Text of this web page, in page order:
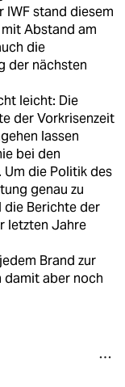
IWF stand diesem
Abstand am
die
der nächsten
leicht: Die
der Vorkrisenzeit
lassen
bei den
die Politik des
genau zu
die Berichte der
letzten Jahre
Brand zur
damit aber noch